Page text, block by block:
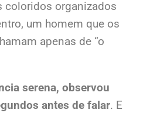
coloridos organizados
um homem que os
apenas de “o
serena, observou
antes de falar. E